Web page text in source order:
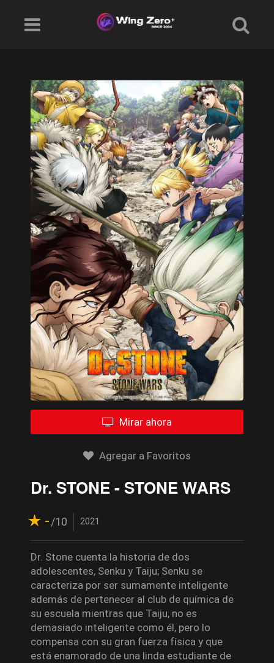
Mirar ahora
Agregar a Favoritos
Dr. STONE - STONE WARS
-/10 2021
Dr. Stone cuenta la historia de dos
adolescentes, Senku y Taiju; Senku se
caracteriza por ser sumamente inteligente
además de pertenecer al club de química de
su escuela mientras que Taiju, no es
demasiado inteligente como él, pero lo
compensa con su gran fuerza física y que
está enamorado de una linda estudiante de